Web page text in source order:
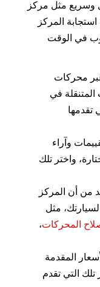
وسريع مثل مركز
المركز
في الوقت
محركات
في
تقدمها
وآراء
واختر تلك
من أن المركز
مثل
المحركات،
المقدمة
تلك التي تقدم